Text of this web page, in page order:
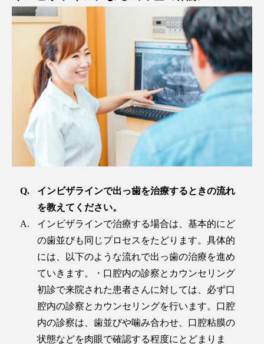
インビザラインで出っ歯を治療するときの流れ
を教えてください。
インビザラインで治療する場合は、基本的にど
の歯並びも同じプロセスをたどります。具体的
には、以下のような流れで出っ歯の治療を進め
ていきます。・口腔内の診察とカウンセリング
初診で来院された患者さんに対しては、必ず口
腔内の診察とカウンセリングを行います。口腔
内の診察は、歯並びや噛み合わせ、口腔粘膜の
状態などを肉眼で確認する程度にとどまりま